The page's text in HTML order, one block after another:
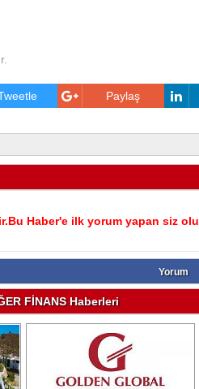
Paylaş
Haber'e ilk yorum yapan siz
Yorum
FİNANS Haberleri